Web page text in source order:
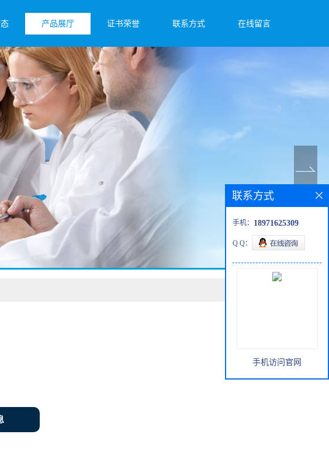
产品展厅 证书荣誉 联系方式 在线留言
联系方式
手机： 18971625309
Q Q：
手机访问官网